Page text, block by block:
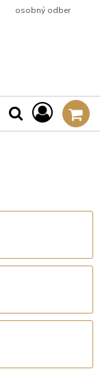
osobný odber